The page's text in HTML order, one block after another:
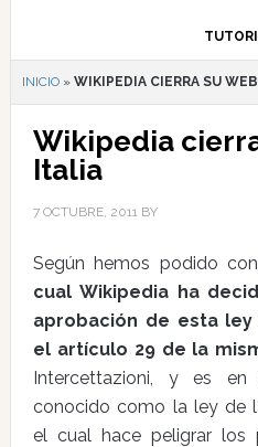
INICIO» WIKIPEDIA CIERRA SU
Wikipedia
Italia
7 OCTUBRE, 2011BY
Según hemos podido
cual Wikipedia ha
aprobación de esta
el artículo 29 de la
Intercettazioni, y es
conocido como la ley de
el cual hace peligrar los